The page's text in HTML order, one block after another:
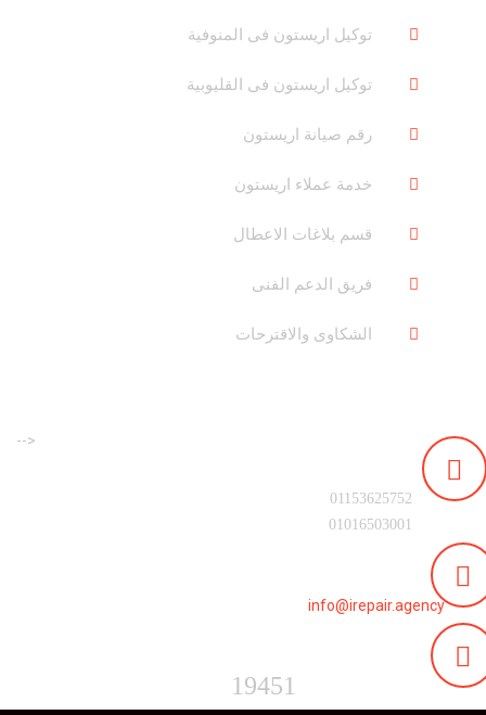
توكيل اريستون فى المنوفية
توكيل اريستون فى القليوبية
رقم صيانة اريستون
خدمة عملاء اريستون
قسم بلاغات الاعطال
فريق الدعم الفنى
الشكاوى والاقترحات
-->
01153625752
01016503001
info@irepair.agency
19451